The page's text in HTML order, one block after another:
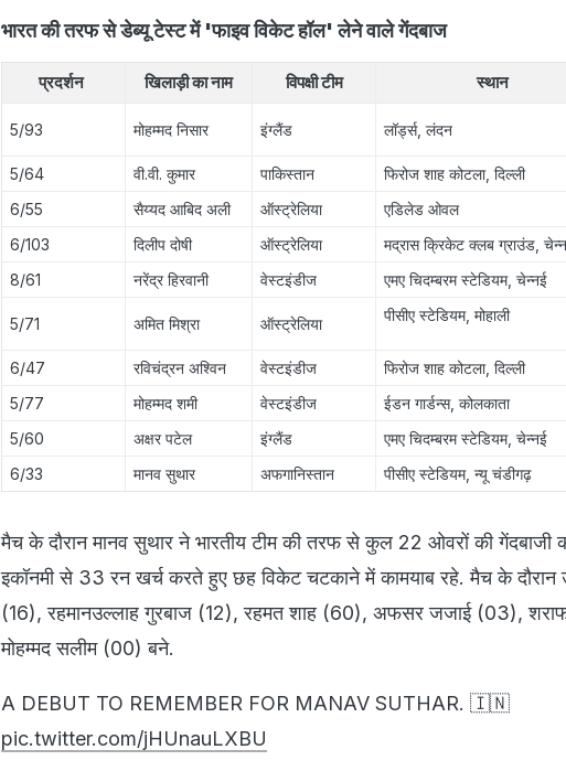
भारत की तरफ से डेब्यू टेस्ट में 'फाइव विकेट हॉल' लेने वाले गेंदबाज
प्रदर्शन खिलाड़ी का नाम विपक्षी टीम स्थान
5/93 मोहम्मद निसार इंग्लैंड लॉर्ड्स, लंदन
5/64 वी.वी. कुमार पाकिस्तान फिरोज शाह कोटला, दिल्ली
6/55
सैय्यद आबिद अली ऑस्ट्रेलिया एडिलेड ओवल
6/103
दिलीप दोषी ऑस्ट्रेलिया मद्रास क्रिकेट क्लब ग्राउंड,
8/61
नरेंद्र हिरवानी वेस्टइंडीज एमए चिदम्बरम स्टेडियम, चेन्नई
5/71 अमित मिश्रा ऑस्ट्रेलिया पीसीए स्टेडियम, मोहाली
6/47 रविचंद्रन अश्विन वेस्टइंडीज फिरोज शाह कोटला, दिल्ली
5/77
मोहम्मद शमी वेस्टइंडीज ईडन गार्डन्स, कोलकाता
5/60
अक्षर पटेल इंग्लैंड एमए चिदम्बरम स्टेडियम, चेन्नई
6/33
मानव सुथार अफगानिस्तान पीसीए स्टेडियम, न्यू चंडीगढ़
मैच के दौरान मानव सुथार ने भारतीय टीम की तरफ से कुल 22 ओवरों की गेंदबाजी
इकॉनमी से 33 रन खर्च करते हुए छह विकेट चटकाने में कामयाब रहे. मैच के
(16), रहमानउल्लाह गुरबाज (12), रहमत शाह (60), अफसर जजाई (03),
मोहम्मद सलीम (00) बने.
A DEBUT TO REMEMBER FOR MANAV SUTHAR. 🇮🇳
pic.twitter.com/jHUnauLXBU